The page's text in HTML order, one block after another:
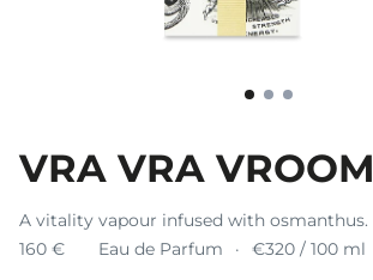
VRA VRA VROOM
A vitality vapour infused with osmanthus.
160 €
Eau de Parfum €320 / 100 ml